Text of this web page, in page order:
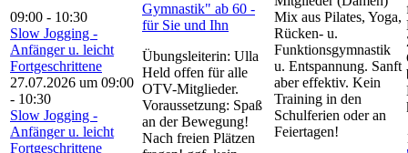
09:00 - 10:30
Slow Jogging -
Anfänger u. leicht
Fortgeschrittene
27.07.2026 um 09:00
- 10:30
Slow Jogging -
Anfänger u. leicht
Fortgeschrittene
Gymnastik" ab 60 -
für Sie und Ihn
Übungsleiterin: Ulla
Held offen für alle
OTV-Mitglieder.
Voraussetzung: Spaß
an der Bewegung!
Nach freien Plätzen
Mix aus Pilates, Yoga,
Rücken- u.
Funktionsgymnastik
u. Entspannung. Sanft
aber effektiv. Kein
Training in den
Schulferien oder an
Feiertagen!